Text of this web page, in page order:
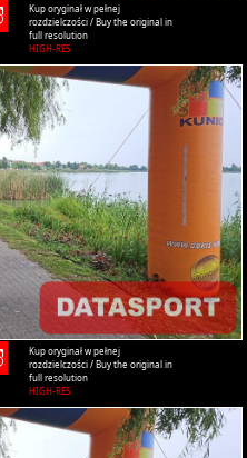
Kup oryginał w pełnej
rozdzielczości / Buy the original in
full resolution
HIGH-RES
Kup oryginał w pełnej
rozdzielczości / Buy the original in
full resolution
HIGH-RES